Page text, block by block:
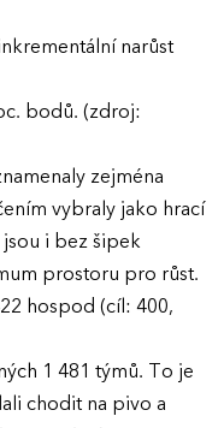
narůst
bodů. (zdroj:
zejména
vybraly jako hrací
i bez šipek
prostoru pro růst.
hospod (cíl: 400,
1 481 týmů. To je
chodit na pivo a